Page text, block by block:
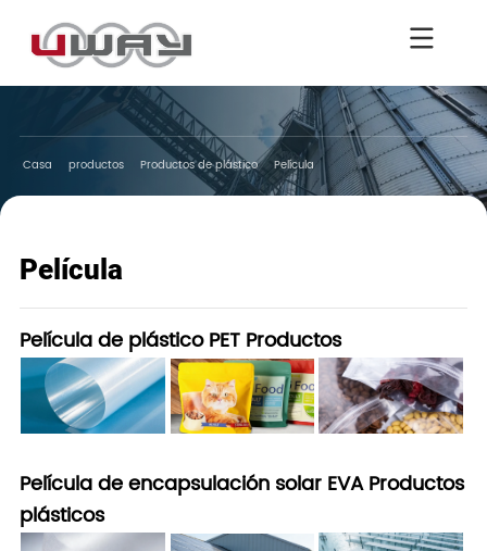
Casa productos Productos de plástico Película
Película
Película de plástico PET Productos
Película de encapsulación solar EVA Productos
plásticos